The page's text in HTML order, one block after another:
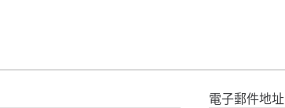
電子郵件地址